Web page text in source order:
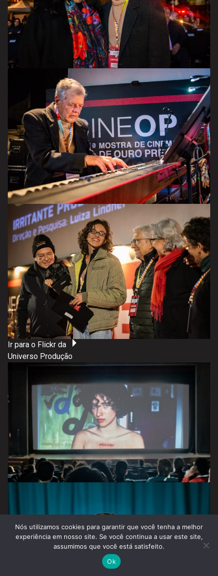
Ir para o Flickr da
Universo Produção
Nós utilizamos cookies para garantir que você tenha a melhor
experiência em nosso site. Se você continua a usar este site,
assumimos que você está satisfeito.
Ok